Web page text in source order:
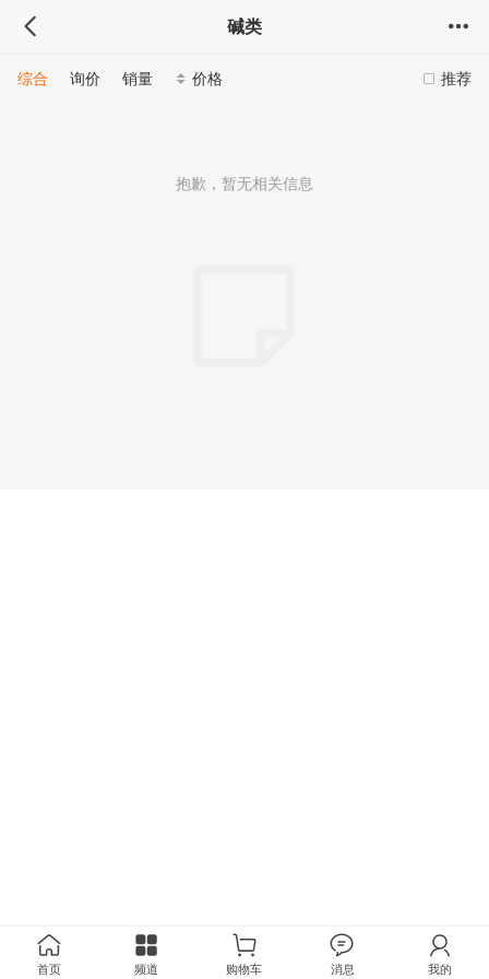
碱类
推荐
综合 询价 销量 价格
抱歉，暂无相关信息
首页 频道 购物车 消息 我的